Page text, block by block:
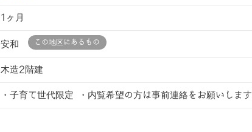
1ヶ月
安和 この地区にあるもの
木造2階建
・子育て世代限定 ・内覧希望の方は事前連絡をお願いします